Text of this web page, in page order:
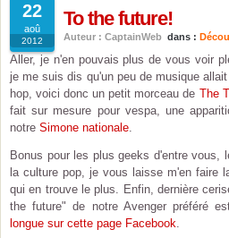
22
aoû
2012
To the future!
Auteur : CaptainWeb dans :
Aller, je n'en pouvais plus de vous voir
je me suis dis qu'un peu de musique
hop, voici donc un petit morceau de The
fait sur mesure pour vespa, une
notre Simone nationale.
Bonus pour les plus geeks d'entre vous,
la culture pop, je vous laisse m'en faire
qui en trouve le plus. Enfin, dernière
the future" de notre Avenger préféré
longue sur cette page Facebook.